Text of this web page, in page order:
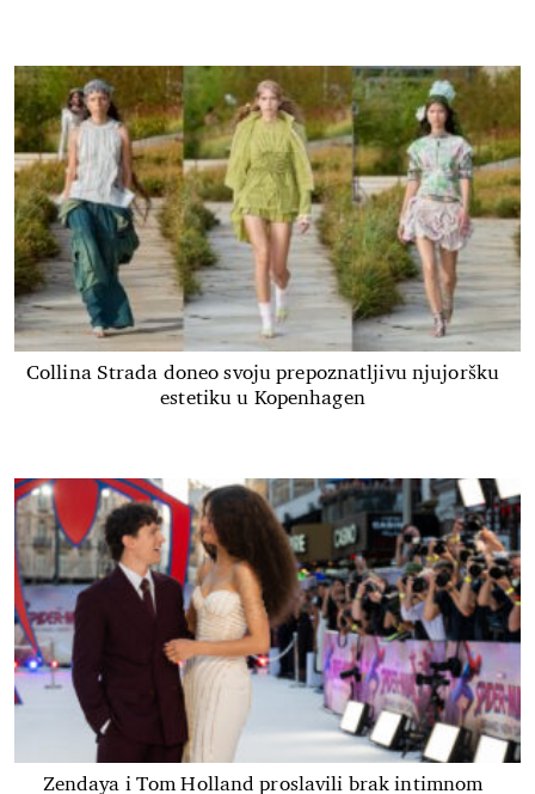
Collina Strada doneo svoju prepoznatljivu njujoršku
estetiku u Kopenhagen
Zendaya i Tom Holland proslavili brak intimnom